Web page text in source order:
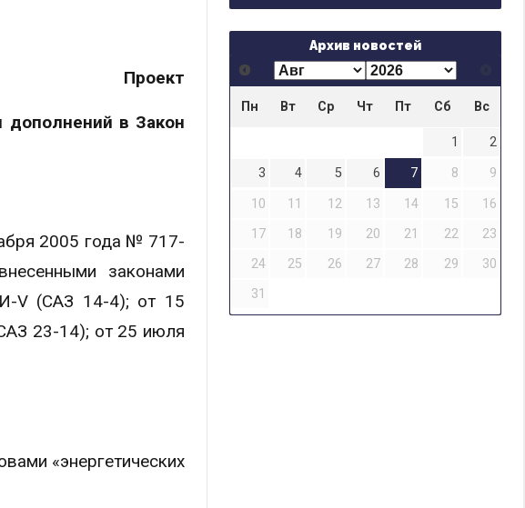
Проект
дополнений в Закон
2005 года № 717-
законами
V (САЗ 14-4); от 15
23-14); от 25 июля
«энергетических
Архив новостей
Пн Вт Ср Чт Пт Сб Вс
1
2
3
4 5 6 7 8
9
10
11 12 13 14 15
16
17
18 19 20 21 22
23
24
25 26 27 28 29
30
31